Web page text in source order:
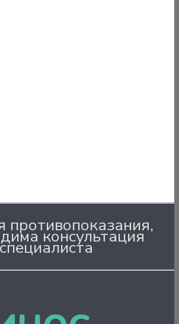
противопоказания,
консультация
специалиста